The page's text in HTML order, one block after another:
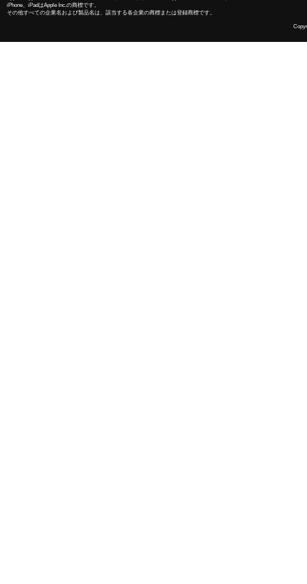
iPhone、iPadはApple Inc.の商標です。
その他すべての企業名および製品名は、該当する各企業の商標または登録商標です。